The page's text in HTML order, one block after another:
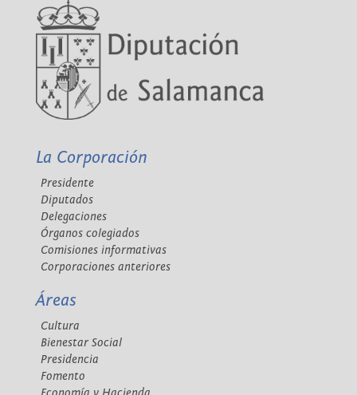
La Corporación
Presidente
Diputados
Delegaciones
Órganos colegiados
Comisiones informativas
Corporaciones anteriores
Áreas
Cultura
Bienestar Social
Presidencia
Fomento